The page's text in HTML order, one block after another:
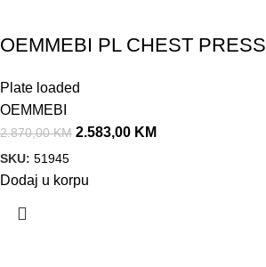
OEMMEBI PL CHEST PRESS
Plate loaded
OEMMEBI
2.870,00KM 2.583,00 KM
SKU: 51945
Dodaj u korpu